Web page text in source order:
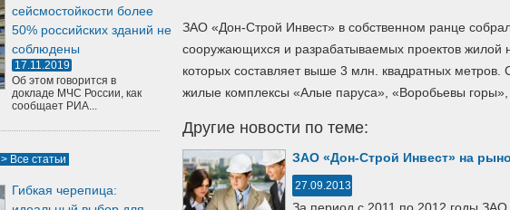
сейсмостойкости более
50% российских зданий не
соблюдены
17.11.2019
Об этом говорится в
докладе МЧС России, как
сообщает РИА...
> Все статьи
Гибкая черепица:
ЗАО «Дон-Строй Инвест» в собственном ранце
сооружающихся и разрабатываемых проектов
которых составляет выше 3 млн. квадратных
жилые комплексы «Алые паруса», «Воробьевы
Другие новости по теме:
ЗАО «Дон-Строй Инвест» на
27.09.2013